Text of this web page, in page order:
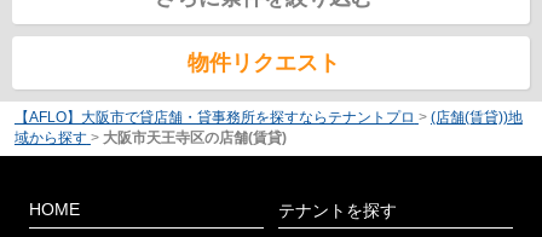
物件リクエスト
【AFLO】大阪市で貸店舗・貸事務所を探すならテナントプロ > (店舗(賃貸))地
域から探す > 大阪市天王寺区の店舗(賃貸)
HOME テナントを探す